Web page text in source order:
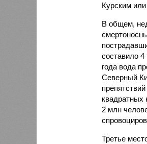
Курским
В общем,
составило
года вода
Северный
квадратных
2 млн
Третье